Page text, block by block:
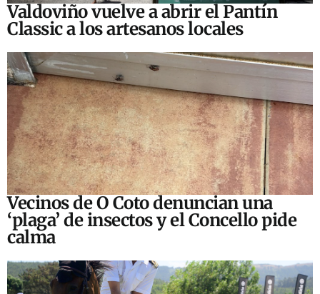
Valdoviño vuelve a abrir el Pantín
Classic a los artesanos locales
Vecinos de O Coto denuncian una
‘plaga’ de insectos y el Concello pide
calma